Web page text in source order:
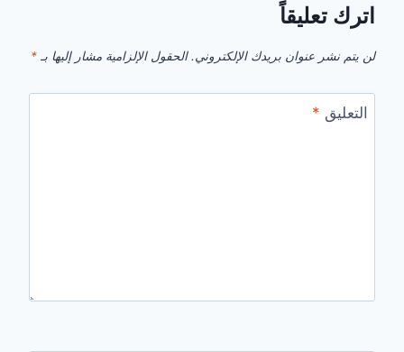
اترك تعليقاً
لن يتم نشر عنوان بريدك الإلكتروني. الحقول الإلزامية مشار إليها بـ *
التعليق *